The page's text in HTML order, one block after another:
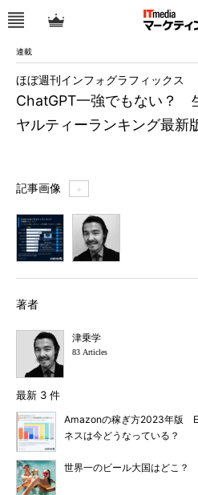
連載
ChatGPT一強でもない？
ヤルティーランキング最新
ほぼ週刊インフォグラフィックス
記事画像 ＋
著者
津乗学
83 Articles
最新 3 件
Amazonの稼ぎ方2023年版
ネスは今どうなっている？
世界一のビール大国はどこ？